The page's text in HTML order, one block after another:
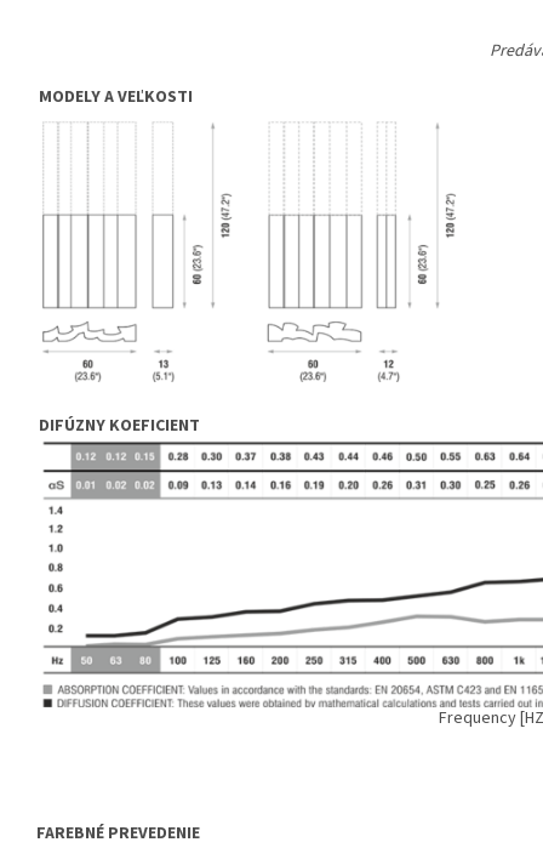
MODELY A VEĽKOSTI
DIFÚZNY KOEFICIENT
Frequency
FAREBNÉ PREVEDENIE